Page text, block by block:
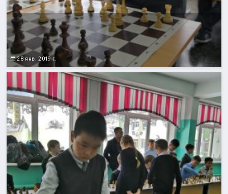
28 янв. 2019 г.